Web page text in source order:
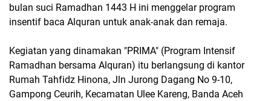
bulan suci Ramadhan 1443 H ini menggelar program
insentif baca Alquran untuk anak-anak dan remaja.
Kegiatan yang dinamakan "PRIMA" (Program Intensif
Ramadhan bersama Alquran) itu berlangsung di kantor
Rumah Tahfidz Hinona, Jln Jurong Dagang No 9-10,
Gampong Ceurih, Kecamatan Ulee Kareng, Banda Aceh